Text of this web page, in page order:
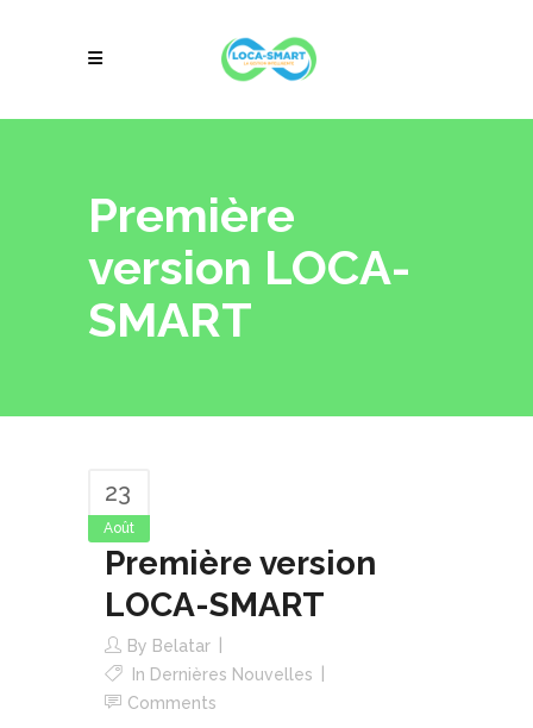
Première
version LOCA-
SMART
23
Août
Première version
LOCA-SMART
By Belatar
In Dernières Nouvelles
Comments